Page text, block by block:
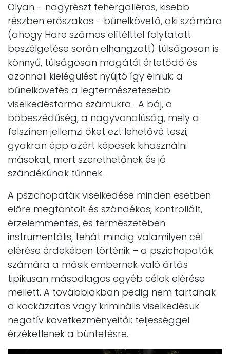
Olyan – nagyrészt fehérgalléros, kisebb
részben erőszakos - bűnelkövető, aki számára
(ahogy Hare számos elítélttel folytatott
beszélgetése során elhangzott) túlságosan is
könnyű, túlságosan magától értetődő és
azonnali kielégülést nyújtó így élniük: a
bűnelkövetés a legtermészetesebb
viselkedésforma számukra. A báj, a
bőbeszédűség, a nagyvonalúság, mely a
felszínen jellemzi őket ezt lehetővé teszi;
gyakran épp azért képesek kihasználni
másokat, mert szerethetőnek és jó
szándékúnak tűnnek.
A pszichopaták viselkedése minden esetben
előre megfontolt és szándékos, kontrollált,
érzelemmentes, és természetében
instrumentális, tehát mindig valamilyen cél
elérése érdekében történik – a pszichopaták
számára a másik embernek való ártás
tipikusan másodlagos egyéb célok elérése
mellett. A továbbiakban pedig nem tartanak
a kockázatos vagy kriminális viselkedésük
negatív következményeitől: teljességgel
érzéketlenek a büntetésre.